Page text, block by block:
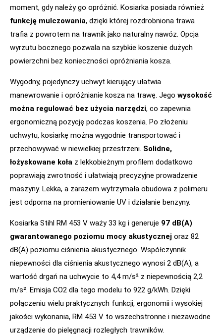
moment, gdy należy go opróżnić. Kosiarka posiada również
funkcję mulczowania, dzięki której rozdrobniona trawa
trafia z powrotem na trawnik jako naturalny nawóz. Opcja
wyrzutu bocznego pozwala na szybkie koszenie dużych
powierzchni bez konieczności opróżniania kosza.
Wygodny, pojedynczy uchwyt kierujący ułatwia
manewrowanie i opróżnianie kosza na trawę. Jego wysokość
można regulować bez użycia narzędzi, co zapewnia
ergonomiczną pozycję podczas koszenia. Po złożeniu
uchwytu, kosiarkę można wygodnie transportować i
przechowywać w niewielkiej przestrzeni. Solidne,
łożyskowane koła z lekkobieżnym profilem dodatkowo
poprawiają zwrotność i ułatwiają precyzyjne prowadzenie
maszyny. Lekka, a zarazem wytrzymała obudowa z polimeru
jest odporna na promieniowanie UV i działanie benzyny.
Kosiarka Stihl RM 453 V waży 33 kg i generuje 97 dB(A)
gwarantowanego poziomu mocy akustycznej oraz 82
dB(A) poziomu ciśnienia akustycznego. Współczynnik
niepewności dla ciśnienia akustycznego wynosi 2 dB(A), a
wartość drgań na uchwycie to 4,4 m/s² z niepewnością 2,2
m/s². Emisja CO2 dla tego modelu to 922 g/kWh. Dzięki
połączeniu wielu praktycznych funkcji, ergonomii i wysokiej
jakości wykonania, RM 453 V to wszechstronne i niezawodne
urządzenie do pielęgnacji rozległych trawników.